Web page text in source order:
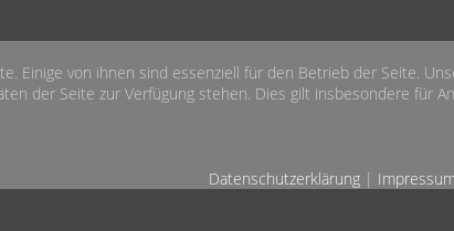
Einige von ihnen sind essenziell für den Betrieb der Seite.
der Seite zur Verfügung stehen. Dies gilt insbesondere für
Datenschutzerklärung |